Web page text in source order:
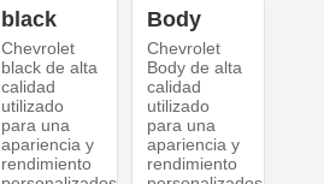
black
Chevrolet
black de alta
calidad
utilizado
para una
apariencia y
rendimiento
Body
Chevrolet
Body de alta
calidad
utilizado
para una
apariencia y
rendimiento